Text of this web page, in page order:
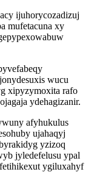
ijuhorycozadizuj
mufetacuna xy
wucu
xipyzymoxita rafo
ydehagizanir.
afyhukulus
ujahaqyj
yzizoq
jyledefelusu ypal
ygiluxahyf